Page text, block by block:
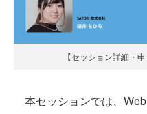
【セッション詳細・
本セッションでは、